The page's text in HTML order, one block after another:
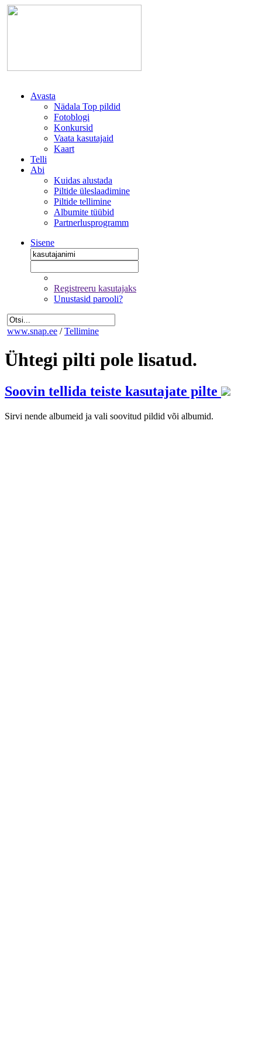
Avasta
Nädala Top pildid
Fotoblogi
Konkursid
Vaata kasutajaid
Kaart
Telli
Abi
Kuidas alustada
Piltide üleslaadimine
Piltide tellimine
Albumite tüübid
Partnerlusprogramm
Sisene
Registreeru kasutajaks
Unustasid parooli?
www.snap.ee / Tellimine
Ühtegi pilti pole lisatud.
Soovin tellida teiste kasutajate pilte
Sirvi nende albumeid ja vali soovitud pildid või albumid.